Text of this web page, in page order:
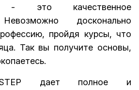
- это качественное
досконально
пройдя курсы, что
Так вы получите основы,
дает полное и